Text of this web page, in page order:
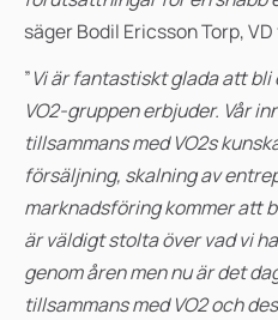
säger Bodil Ericsson Torp, VD
”Vi är fantastiskt glada att bli
VO2-gruppen erbjuder. Vår
tillsammans med VO2s
försäljning, skalning av
marknadsföring kommer att
är väldigt stolta över vad vi
genom åren mennu är det
tillsammans med VO2 och